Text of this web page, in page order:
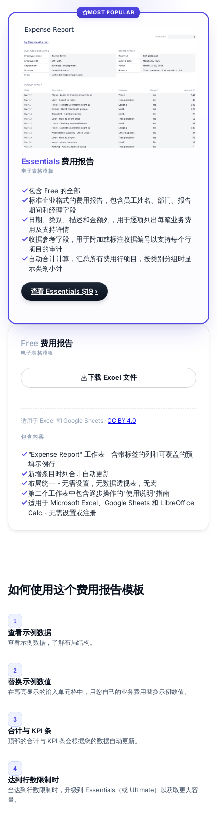
Free 费用报告
电子表格模板
下载 Excel 文件
适用于 Excel 和 Google Sheets · CC BY 4.0
包含内容
"Expense Report" 工作表，含带标签的列和可覆盖的预
填示例行
新增条目时列合计自动更新
布局统一 - 无需设置，无数据透视表，无宏
第二个工作表中包含逐步操作的"使用说明"指南
适用于 Microsoft Excel、Google Sheets 和 LibreOffice
Calc - 无需设置或注册
MOST POPULAR
Essentials费用报告
电子表格模板
包含 Free 的全部
标准企业格式的费用报告，包含员工姓名、部门、报告
期间和经理字段
日期、类别、描述和金额列，用于逐项列出每笔业务费
用及支持详情
收据参考字段，用于附加或标注收据编号以支持每个行
项目的审计
自动合计计算，汇总所有费用行项目，按类别分组时显
示类别小计
查看 Essentials $19 ›
如何使用这个费用报告模板
1
查看示例数据
查看示例数据，了解布局结构。
2
替换示例数值
在高亮显示的输入单元格中，用您自己的业务费用替换示例数值。
3
合计与 KPI 条
顶部的合计与 KPI 条会根据您的数据自动更新。
4
达到行数限制时
当达到行数限制时，升级到 Essentials（或 Ultimate）以获取更大容
量。